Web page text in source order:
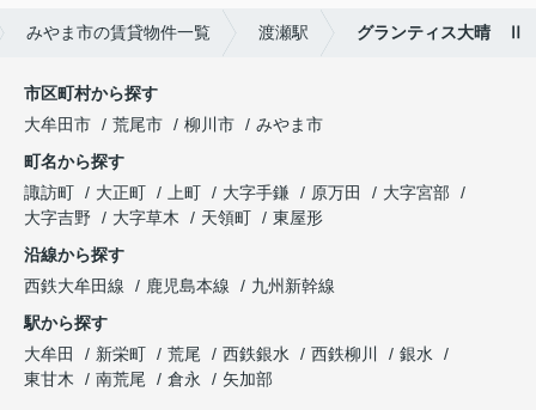
みやま市の賃貸物件一覧 渡瀬駅 グランティス大晴 Ⅱ
市区町村から探す
大牟田市
荒尾市 柳川市
みやま市
町名から探す
諏訪町
大正町 上町 大字手鎌 原万田
大字宮部
大字吉野
大字草木 天領町
東屋形
沿線から探す
西鉄大牟田線
鹿児島本線
九州新幹線
駅から探す
大牟田
新栄町 荒尾 西鉄銀水 西鉄柳川
銀水
東甘木
南荒尾 倉永 矢加部